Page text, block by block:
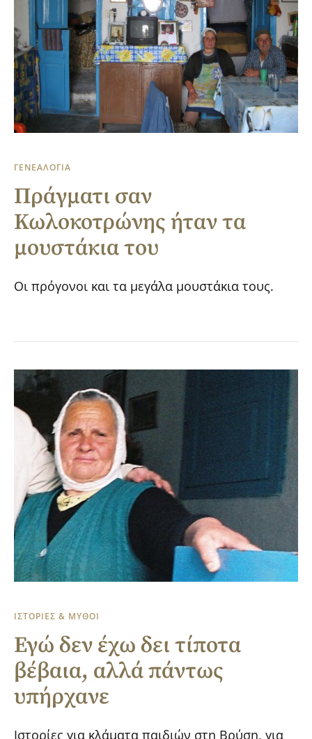
ΓΕΝΕΑΛΟΓΙΑ
Πράγματι σαν
Κωλοκοτρώνης ήταν τα
μουστάκια του
Οι πρόγονοι και τα μεγάλα μουστάκια τους.
ΙΣΤΟΡΙΕΣ & ΜΥΘΟΙ
Εγώ δεν έχω δει τίποτα
βέβαια, αλλά πάντως
υπήρχανε
Ιστορίες για κλάματα παιδιών στη Βρύση, για